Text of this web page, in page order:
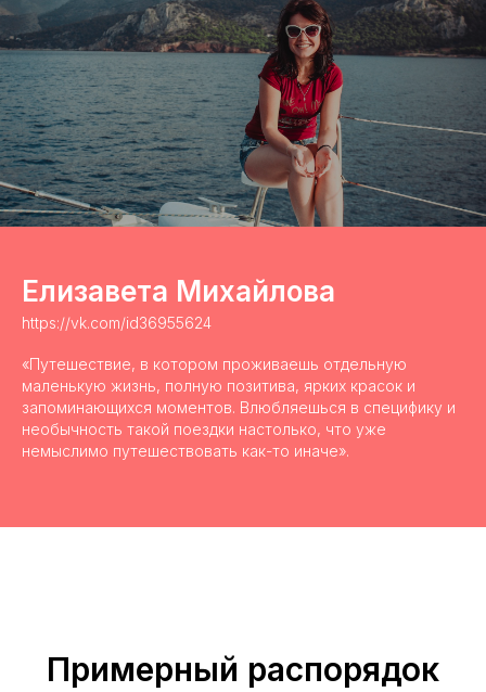
Елизавета Михайлова
https://vk.com/id36955624
«Путешествие, в котором проживаешь отдельную
маленькую жизнь, полную позитива, ярких красок и
запоминающихся моментов. Влюбляешься в специфику и
необычность такой поездки настолько, что уже
немыслимо путешествовать как-то иначе».
Примерный распорядок